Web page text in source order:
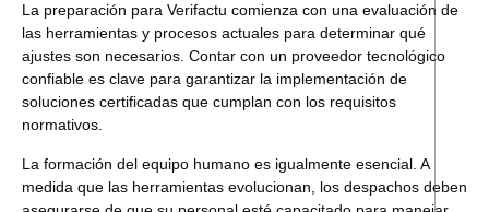
La preparación para Verifactu comienza con una evaluación de
las herramientas y procesos actuales para determinar qué
ajustes son necesarios. Contar con un proveedor tecnológico
confiable es clave para garantizar la implementación de
soluciones certificadas que cumplan con los requisitos
normativos.
La formación del equipo humano es igualmente esencial. A
medida que las herramientas evolucionan, los despachos deben